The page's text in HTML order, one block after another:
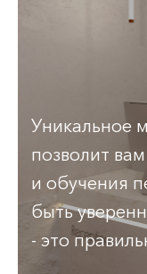
Уникальное
позволит
и обучения
быть
- это